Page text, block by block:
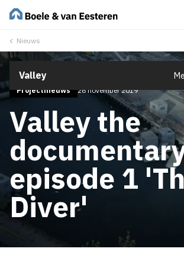
Nieuws
Valley
Projectnieuws 26 november 2019
Valley the
episode 1
Diver'